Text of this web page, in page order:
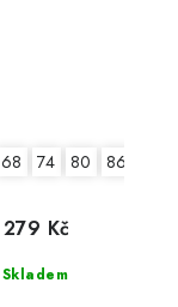
68 74 80 86
Skladem
279 Kč